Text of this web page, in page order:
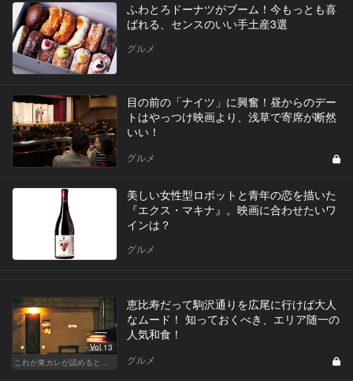
ふわとろドーナツがブーム！今もっとも喜
ばれる、センスのいい手土産3選
グルメ
目の前の「ナイツ」に興奮！昼からのデー
トはやっつけ映画より、浅草で寄席が断然
いい！
グルメ
美しい女性型ロボットと青年の恋を描いた
『エクス・マキナ』。映画に合わせたいワ
インは？
グルメ
Vol.13
これが東カレが認めるとっておきの和食店
恵比寿だって駒沢通りを広尾に行けば大人
なムード！ 知っておくべき、エリア随一の
人気和食！
グルメ